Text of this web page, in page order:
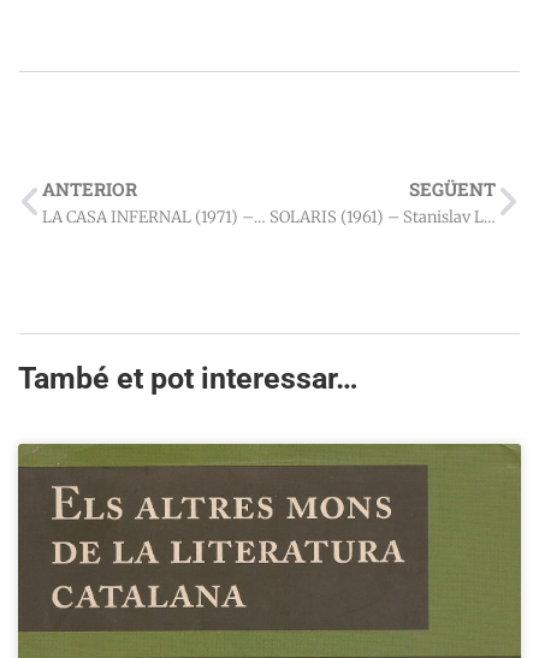
ANTERIOR
LA CASA INFERNAL (1971) – Richard Matheson
SEGÜENT
SOLARIS (1961) – Stanislav Lem
També et pot interessar…